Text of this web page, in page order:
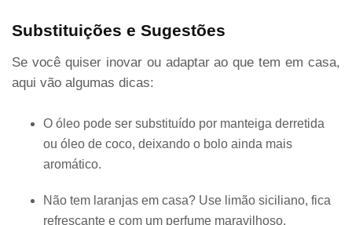
Substituições e Sugestões
Se você quiser inovar ou adaptar ao que tem em casa,
aqui vão algumas dicas:
O óleo pode ser substituído por manteiga derretida
ou óleo de coco, deixando o bolo ainda mais
aromático.
Não tem laranjas em casa? Use limão siciliano, fica
refrescante e com um perfume maravilhoso.